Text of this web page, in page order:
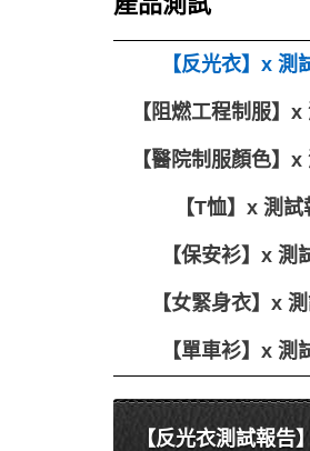
【反光衣】x 測
【阻燃工程制服】
【醫院制服顏色】
【T恤】x 測
【保安衫】x 測
【女緊身衣】x
【單車衫】x 測
【反光衣測試報